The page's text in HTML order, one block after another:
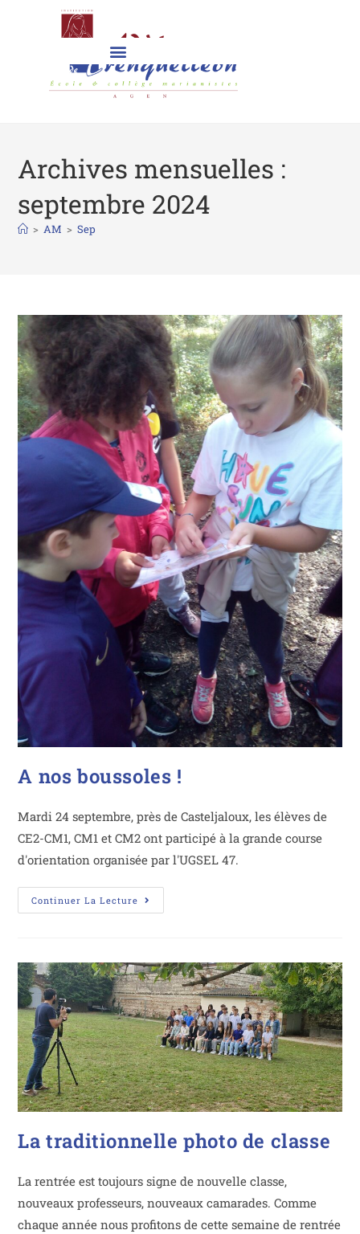
Archives mensuelles :
septembre 2024
> AM > Sep
A nos boussoles !
Mardi 24 septembre, près de Casteljaloux, les élèves de
CE2-CM1, CM1 et CM2 ont participé à la grande course
d'orientation organisée par l'UGSEL 47.
Continuer La Lecture
La traditionnelle photo de classe
La rentrée est toujours signe de nouvelle classe,
nouveaux professeurs, nouveaux camarades. Comme
chaque année nous profitons de cette semaine de rentrée